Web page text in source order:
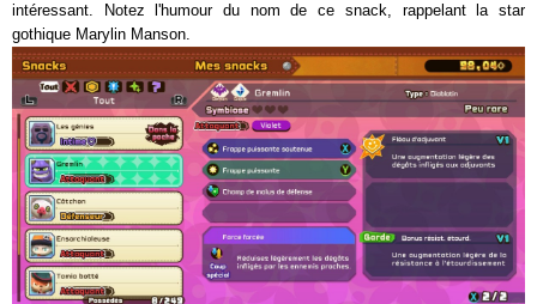
intéressant. Notez l'humour du nom de ce snack, rappelant la star
gothique Marylin Manson.